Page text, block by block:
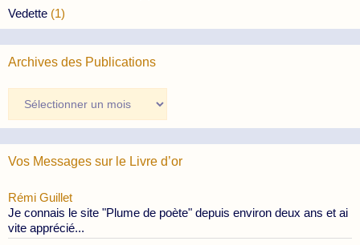
Vedette (1)
Archives des Publications
des
Publications
Vos Messages sur le Livre d’or
Rémi Guillet
Je connais le site "Plume de poète" depuis environ deux ans et ai
vite apprécié...